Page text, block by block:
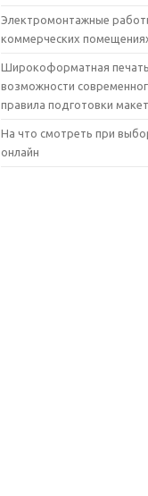
Электромонтажные
коммерческих
Широкоформатная
возможности
правила подготовки
На что смотреть при
онлайн